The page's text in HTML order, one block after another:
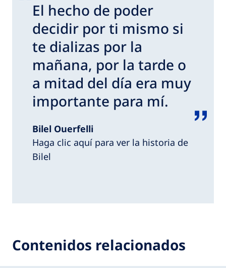
El hecho de poder
decidir por ti mismo si
te dializas por la
mañana, por la tarde o
a mitad del día era muy
importante para mí.
Bilel Ouerfelli
Haga clic aquí para ver la historia de
Bilel
Contenidos relacionados